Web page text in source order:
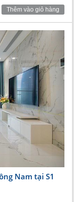
Thêm vào giỏ hàng
Nam tại S1